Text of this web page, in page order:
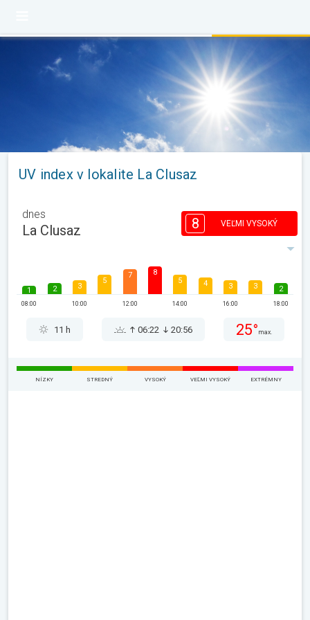
UV index v lokalite La Clusaz
dnes
La Clusaz 8 VEĽMI VYSOKÝ
1
08:00
2 3
10:00
5
7
12:00
8
5
14:00
4 3
16:00
3 2
18:00
11 h 06:22 20:56 25° max.
NÍZKY STREDNÝ VYSOKÝ VEĽMI VYSOKÝ EXTRÉMNY